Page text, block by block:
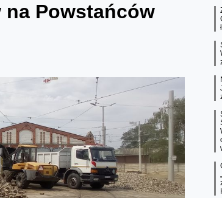
na Powstańców